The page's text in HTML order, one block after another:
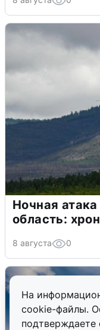
На
cookie-файлы.
подтверждаете
Ночная
область:
8 августа 0